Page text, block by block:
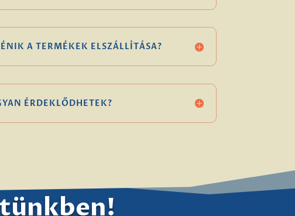
A TERMÉKEK ELSZÁLLÍTÁSA?
ÉRDEKLŐDHETEK?